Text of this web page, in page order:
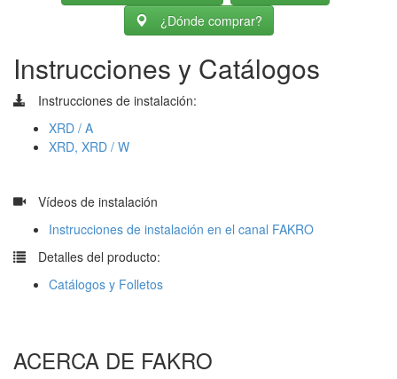
¿Dónde comprar?
Instrucciones y Catálogos
Instrucciones de instalación:
XRD / A
XRD, XRD / W
Vídeos de instalación
Instrucciones de instalación en el canal FAKRO
Detalles del producto:
Catálogos y Folletos
ACERCA DE FAKRO